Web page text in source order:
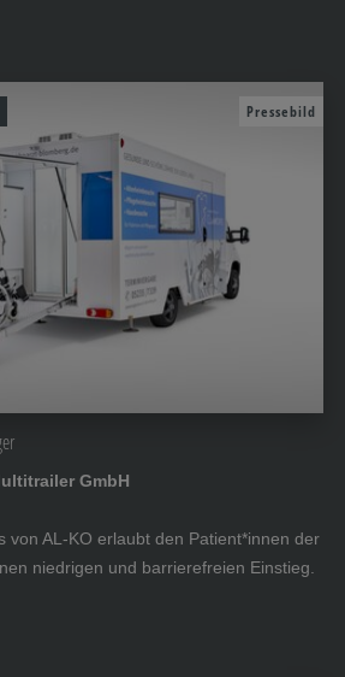
Pressebild
GmbH
von AL-KO erlaubt den Patient*innen der
niedrigen und barrierefreien Einstieg.